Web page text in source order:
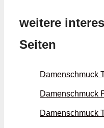
weitere
Seiten
Damenschmuck
Damenschmuck
Damenschmuck